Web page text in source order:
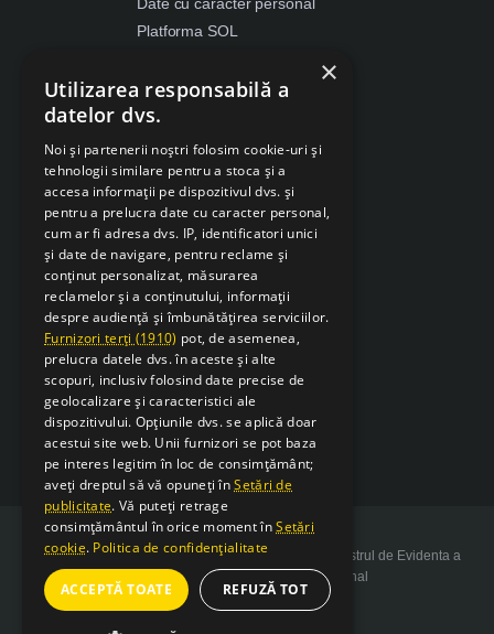
Date cu caracter personal
Platforma SOL
Despre Cookies
Retragere din contract
Copyright 2026 SarcSudex.ro Website inscris in Registrul de Evidenta a
Prelucrarii de Date cu Caracter Personal
×
Utilizarea responsabilă a
datelor dvs.
Noi și partenerii noștri folosim cookie-uri și
tehnologii similare pentru a stoca și a
accesa informații pe dispozitivul dvs. și
pentru a prelucra date cu caracter personal,
cum ar fi adresa dvs. IP, identificatori unici
și date de navigare, pentru reclame și
conținut personalizat, măsurarea
reclamelor și a conținutului, informații
despre audiență și îmbunătățirea serviciilor.
Furnizori terți (1910) pot, de asemenea,
prelucra datele dvs. în aceste și alte
scopuri, inclusiv folosind date precise de
geolocalizare și caracteristici ale
dispozitivului. Opțiunile dvs. se aplică doar
acestui site web. Unii furnizori se pot baza
pe interes legitim în loc de consimțământ;
aveți dreptul să vă opuneți înSetări de
publicitate. Vă puteți retrage
consimțământul în orice moment înSetări
cookie. Politica de confidențialitate
ACCEPTĂ TOATE REFUZĂ TOT